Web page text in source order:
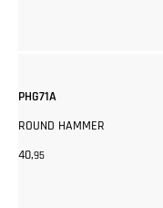
PHG71A
ROUND HAMMER
40,95